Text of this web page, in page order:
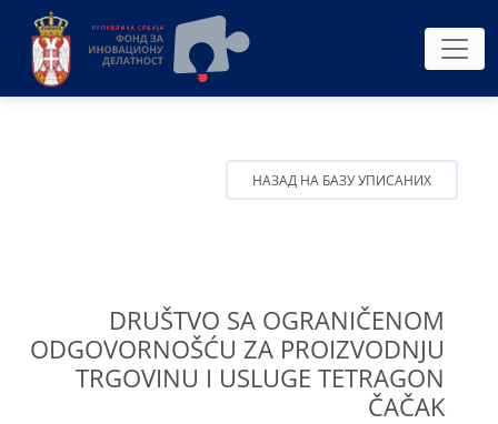
НАЗАД НА БАЗУ УПИСАНИХ
DRUŠTVO SA OGRANIČENOM
ODGOVORNOŠĆU ZA PROIZVODNJU
TRGOVINU I USLUGE TETRAGON
ČAČAK